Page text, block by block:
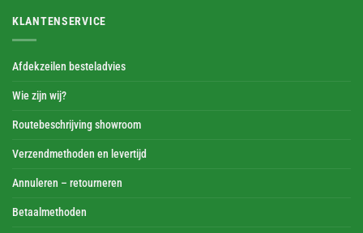
KLANTENSERVICE
Afdekzeilen besteladvies
Wie zijn wij?
Routebeschrijving showroom
Verzendmethoden en levertijd
Annuleren – retourneren
Betaalmethoden